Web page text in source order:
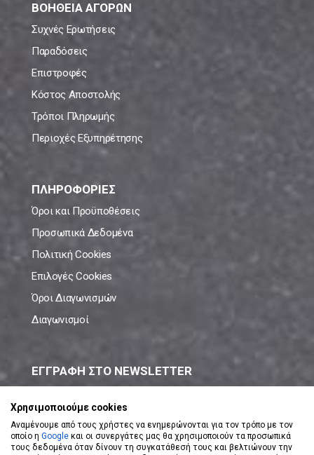
ΒΟΗΘΕΙΑ ΑΓΟΡΩΝ
Συχνές Ερωτήσεις
Παραδόσεις
Επιστροφές
Κόστος Αποστολής
Τρόποι Πληρωμής
Περιοχές Εξυπηρέτησης
ΠΛΗΡΟΦΟΡΙΕΣ
Όροι και Προϋποθέσεις
Προσωπικά Δεδομένα
Πολιτική Cookies
Επιλογές Cookies
Όροι Διαγωνισμών
Διαγωνισμοί
ΕΓΓΡΑΦΗ ΣΤΟ NEWSLETTER
Χρησιμοποιούμε cookies
Αναμένουμε από τους χρήστες να ενημερώνονται για τον τρόπο με τον
οποίο η Google και οι συνεργάτες μας θα χρησιμοποιούν τα προσωπικά
τους δεδομένα όταν δίνουν τη συγκατάθεσή τους και βελτιώνουν την